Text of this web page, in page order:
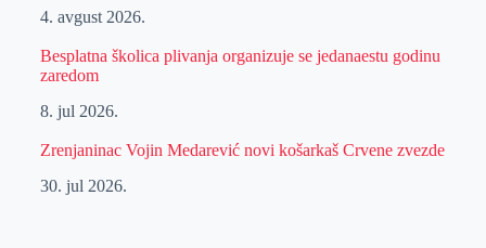
4. avgust 2026.
Besplatna školica plivanja organizuje se jedanaestu godinu
zaredom
8. jul 2026.
Zrenjaninac Vojin Medarević novi košarkaš Crvene zvezde
30. jul 2026.